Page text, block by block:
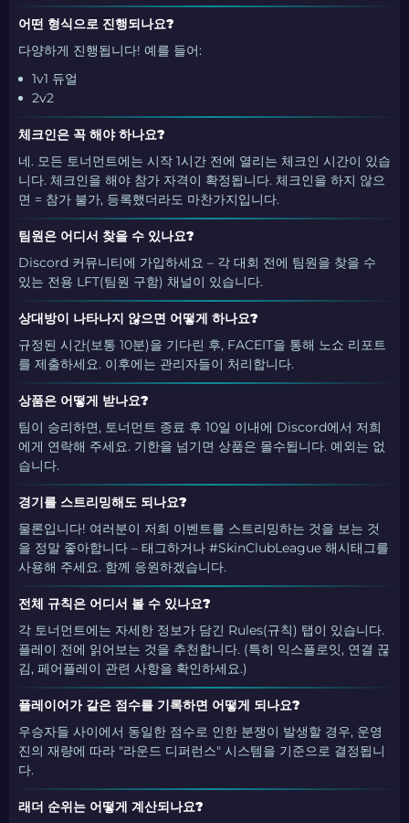
어떤 형식으로 진행되나요?
다양하게 진행됩니다! 예를 들어:
1v1 듀얼
2v2
체크인은 꼭 해야 하나요?
네. 모든 토너먼트에는 시작 1시간 전에 열리는 체크인 시간이 있습
니다. 체크인을 해야 참가 자격이 확정됩니다. 체크인을 하지 않으
면 = 참가 불가, 등록했더라도 마찬가지입니다.
팀원은 어디서 찾을 수 있나요?
Discord 커뮤니티에 가입하세요 – 각 대회 전에 팀원을 찾을 수
있는 전용 LFT(팀원 구함) 채널이 있습니다.
상대방이 나타나지 않으면 어떻게 하나요?
규정된 시간(보통 10분)을 기다린 후, FACEIT을 통해 노쇼 리포트
를 제출하세요. 이후에는 관리자들이 처리합니다.
상품은 어떻게 받나요?
팀이 승리하면, 토너먼트 종료 후 10일 이내에 Discord에서 저희
에게 연락해 주세요. 기한을 넘기면 상품은 몰수됩니다. 예외는 없
습니다.
경기를 스트리밍해도 되나요?
물론입니다! 여러분이 저희 이벤트를 스트리밍하는 것을 보는 것
을 정말 좋아합니다 – 태그하거나 #SkinClubLeague 해시태그를
사용해 주세요. 함께 응원하겠습니다.
전체 규칙은 어디서 볼 수 있나요?
각 토너먼트에는 자세한 정보가 담긴 Rules(규칙) 탭이 있습니다.
플레이 전에 읽어보는 것을 추천합니다. (특히 익스플로잇, 연결 끊
김, 페어플레이 관련 사항을 확인하세요.)
플레이어가 같은 점수를 기록하면 어떻게 되나요?
우승자들 사이에서 동일한 점수로 인한 분쟁이 발생할 경우, 운영
진의 재량에 따라 "라운드 디퍼런스" 시스템을 기준으로 결정됩니
다.
래더 순위는 어떻게 계산되나요?